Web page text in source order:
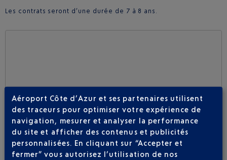
Les contrats seront d’une durée de 7 à 8 ans.
vous avez refusez l'utilisation des cookies pour ce type de
contenu
Je souhaite autoriser l'affichage de ce contenu une seule
fois
Aéroport Côte d’Azur et ses partenaires utilisent
des traceurs pour optimiser votre expérience de
navigation, mesurer et analyser la performance
du site et afficher des contenus et publicités
personnalisées. En cliquant sur “Accepter et
fermer” vous autorisez l’utilisation de nos